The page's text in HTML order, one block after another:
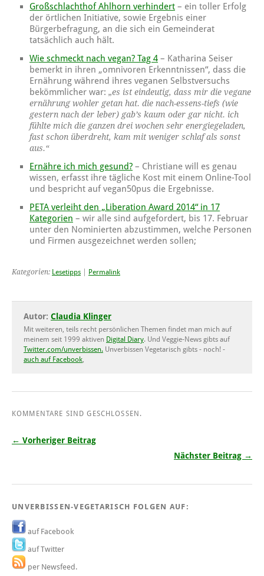
Großschlachthof Ahlhorn verhindert – ein toller Erfolg
der örtlichen Initiative, sowie Ergebnis einer
Bürgerbefragung, an die sich ein Gemeinderat
tatsächlich auch hält.
Wie schmeckt nach vegan? Tag 4 – Katharina Seiser
bemerkt in ihren „omnivoren Erkenntnissen“, dass die
Ernährung während ihres veganen Selbstversuchs
bekömmlicher war: „es ist eindeutig, dass mir die vegane
ernährung wohler getan hat. die nach-essens-tiefs (wie
gestern nach der leber) gab’s kaum oder gar nicht. ich
fühlte mich die ganzen drei wochen sehr energiegeladen,
fast schon überdreht, kam mit weniger schlaf als sonst
aus.“
Ernähre ich mich gesund? – Christiane will es genau
wissen, erfasst ihre tägliche Kost mit einem Online-Tool
und bespricht auf vegan50pus die Ergebnisse.
PETA verleiht den „Liberation Award 2014“ in 17
Kategorien – wir alle sind aufgefordert, bis 17. Februar
unter den Nominierten abzustimmen, welche Personen
und Firmen ausgezeichnet werden sollen;
Kategorien: Lesetipps Permalink
Autor: Claudia Klinger
Mit weiteren, teils recht persönlichen Themen findet man mich auf
meinem seit 1999 aktiven Digital Diary. Und Veggie-News gibts auf
Twitter.com/unverbissen. Unverbissen Vegetarisch gibts - noch! -
auch auf Facebook
KOMMENTARE SIND GESCHLOSSEN.
← Vorheriger Beitrag
Nächster Beitrag →
UNVERBISSEN-VEGETARISCH FOLGEN AUF:
auf Facebook
auf Twitter
per Newsfeed.